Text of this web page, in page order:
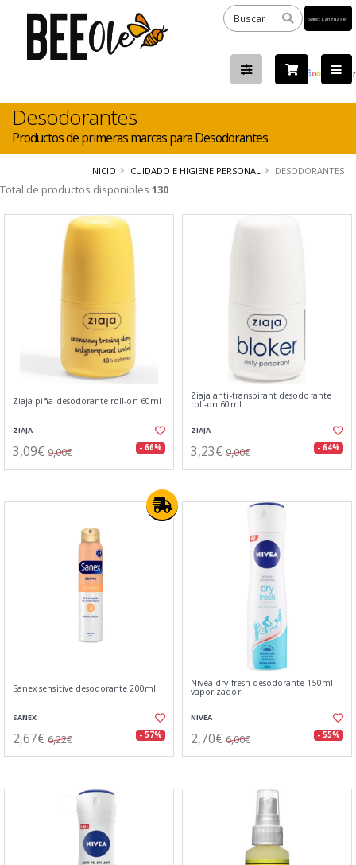
by
Desodorantes
Productos de primeras marcas para Desodorantes
INICIO CUIDADO E HIGIENE PERSONAL DESODORANTES
Total de productos disponibles 130
Ziaja piña desodorante roll-on 60ml
ZIAJA
3,09€ 9,00€ - 66%
Ziaja anti-transpirant desodorante
roll-on 60ml
ZIAJA
3,23€ 9,00€ - 64%
Sanex sensitive desodorante 200ml
SANEX
2,67€ 6,22€ - 57%
Nivea dry fresh desodorante 150ml
vaporizador
NIVEA
2,70€ 6,00€ - 55%